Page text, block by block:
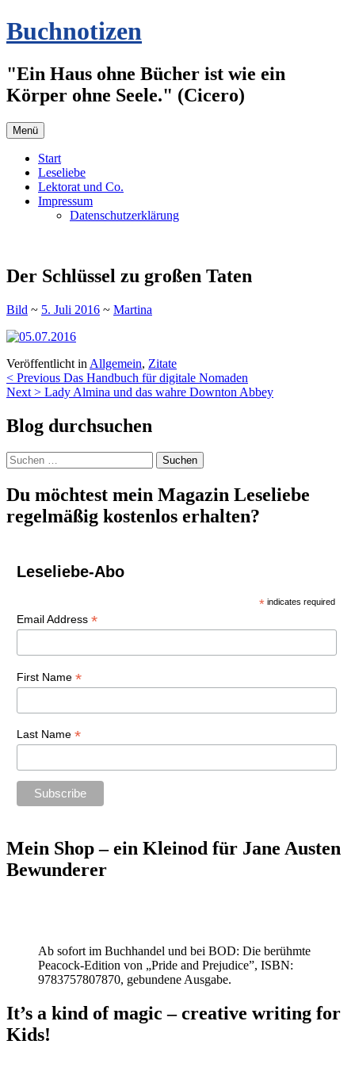
Zum
Inhalt
Buchnotizen
"Ein Haus ohne Bücher ist wie ein
Körper ohne Seele." (Cicero)
Menü
Start
Leseliebe
Lektorat und Co.
Impressum
Datenschutzerklärung
Der Schlüssel zu großen Taten
Bild ~ 5. Juli 2016 ~ Martina
Veröffentlicht in Allgemein, Zitate
Beitragsnavigation
< Previous Das Handbuch für digitale Nomaden
Next > Lady Almina und das wahre Downton Abbey
Blog durchsuchen
Suchen
nach:
Du möchtest mein Magazin Leseliebe
regelmäßig kostenlos erhalten?
Leseliebe-Abo
* indicates required
Email Address *
First Name *
Last Name *
Mein Shop – ein Kleinod für Jane Austen
Bewunderer
Ab sofort im Buchhandel und bei BOD: Die berühmte
Peacock-Edition von „Pride and Prejudice”, ISBN:
9783757807870, gebundene Ausgabe.
It’s a kind of magic – creative writing for
Kids!